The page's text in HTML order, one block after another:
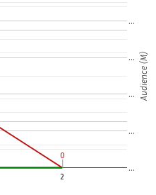
2
…
…
…
…
…
0
0
Audience (M)